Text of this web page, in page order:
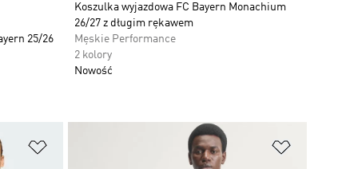
25/26
Koszulka wyjazdowa FC Bayern Monachium
26/27 z długim rękawem
Męskie Performance
2 kolory
Nowość